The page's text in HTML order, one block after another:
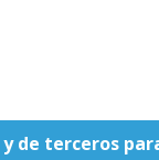
de terceros